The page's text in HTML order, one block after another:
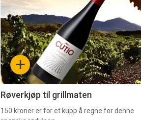
akkurat
nå
-
4 +
Røverkjøp til grillmaten
150 kroner er for et kupp å regne for denne